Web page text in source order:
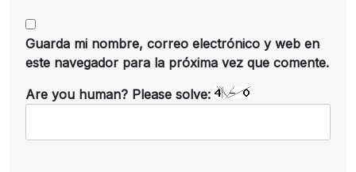
Guarda mi nombre, correo electrónico y web en
este navegador para la próxima vez que comente.
Are you human? Please solve: